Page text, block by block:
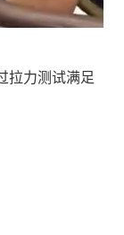
拉力测试满足